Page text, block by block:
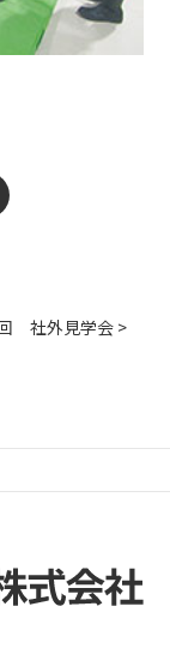
社外見学会 >